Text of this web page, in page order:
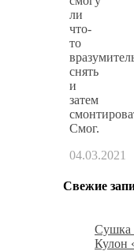
ли
что-
то
снять
и
затем
Смог.
04.03.2021
Свежие
Сушка
Кулон